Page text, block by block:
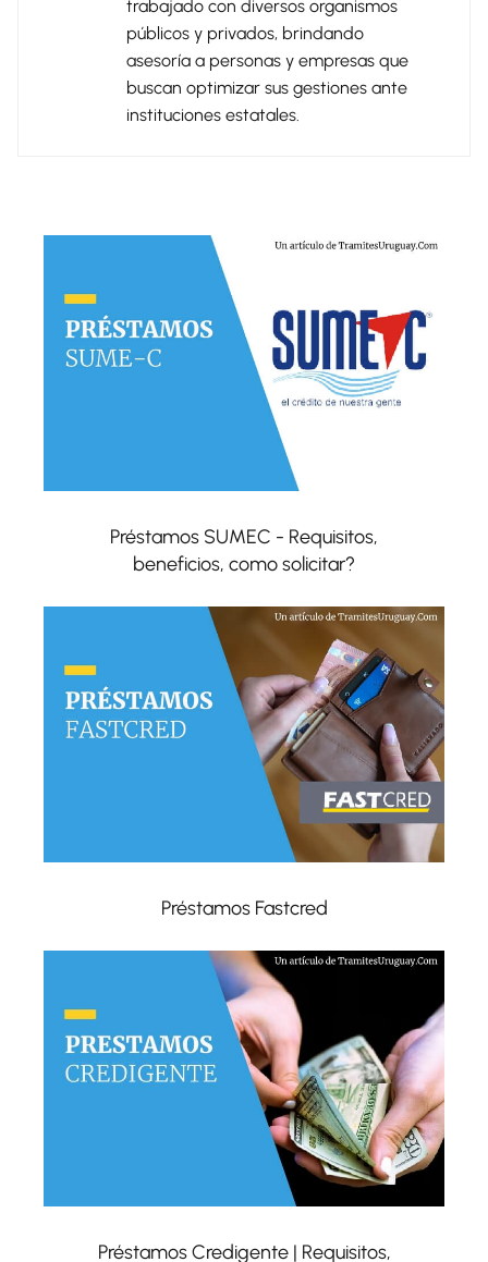
trabajado con diversos organismos
públicos y privados, brindando
asesoría a personas y empresas que
buscan optimizar sus gestiones ante
instituciones estatales.
Préstamos SUMEC - Requisitos,
beneficios, como solicitar?
Préstamos Fastcred
Préstamos Credigente | Requisitos,